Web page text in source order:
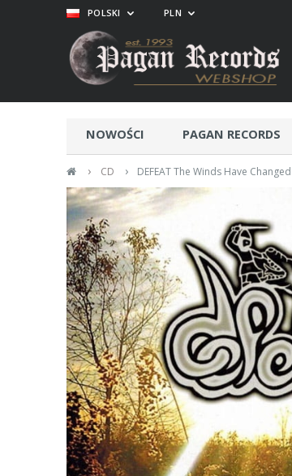
NOWOŚCI PAGAN RECORDS
› CD › DEFEAT The Winds Have
POLSKI PLN